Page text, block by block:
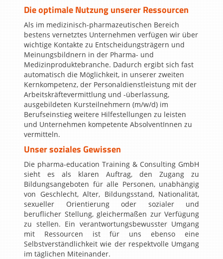
Die optimale Nutzung unserer Ressourcen
Als im medizinisch-pharmazeutischen Bereich
bestens vernetztes Unternehmen verfügen wir über
wichtige Kontakte zu Entscheidungsträgern und
Meinungsbildnern in der Pharma- und
Medizinproduktebranche. Dadurch ergibt sich fast
automatisch die Möglichkeit, in unserer zweiten
Kernkompetenz, der Personaldienstleistung mit der
Arbeitskräftevermittlung und -überlassung,
ausgebildeten Kursteilnehmern (m/w/d) im
Berufseinstieg weitere Hilfestellungen zu leisten
und Unternehmen kompetente AbsolventInnen zu
vermitteln.
Unser soziales Gewissen
Die pharma-education Training & Consulting GmbH
sieht es als klaren Auftrag, den Zugang zu
Bildungsangeboten für alle Personen, unabhängig
von Geschlecht, Alter, Bildungsstand, Nationalität,
sexueller Orientierung oder sozialer und
beruflicher Stellung, gleichermaßen zur Verfügung
zu stellen. Ein verantwortungsbewusster Umgang
mit Ressourcen ist für uns ebenso eine
Selbstverständlichkeit wie der respektvolle Umgang
im täglichen Miteinander.